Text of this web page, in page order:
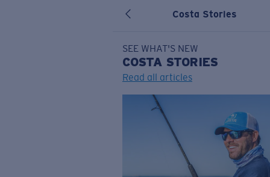
Costa Stories
SEE WHAT'S NEW
COSTA STORIES
Read all articles